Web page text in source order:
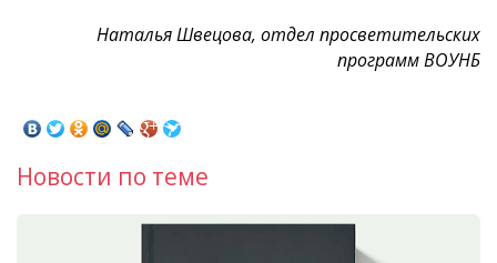
Наталья Швецова, отдел просветительских
программ ВОУНБ
Новости по теме